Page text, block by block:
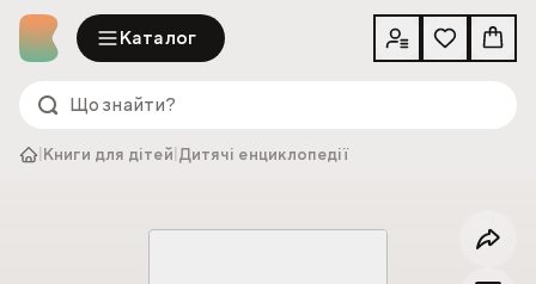
Каталог
Книги для дітей Дитячі енциклопедії